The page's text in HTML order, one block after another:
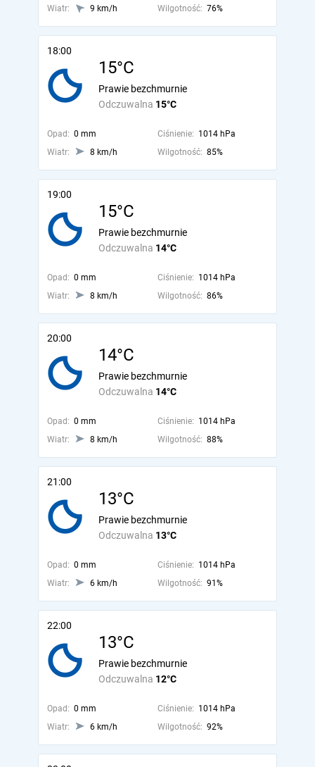
Wiatr:
9 km/h Wilgotność: 76%
18:00
15°C
Odczuwalna 15°C
Prawie bezchmurnie
Opad: 0 mm Ciśnienie: 1014 hPa
Wiatr:
8 km/h Wilgotność: 85%
19:00
15°C
Odczuwalna 14°C
Prawie bezchmurnie
Opad: 0 mm Ciśnienie: 1014 hPa
Wiatr:
8 km/h Wilgotność: 86%
20:00
14°C
Odczuwalna 14°C
Prawie bezchmurnie
Opad: 0 mm Ciśnienie: 1014 hPa
Wiatr:
8 km/h Wilgotność: 88%
21:00
13°C
Odczuwalna 13°C
Prawie bezchmurnie
Opad: 0 mm Ciśnienie: 1014 hPa
Wiatr:
6 km/h Wilgotność: 91%
22:00
13°C
Odczuwalna 12°C
Prawie bezchmurnie
Opad: 0 mm Ciśnienie: 1014 hPa
Wiatr:
6 km/h Wilgotność: 92%